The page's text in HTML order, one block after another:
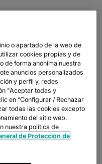
y moviendo
de altura, visibles desde
de la casa. Explosión
espacio para carreteras
de los proyectos a
es necesario llevar a
y logística en
medidas van más allá
La digitalización tampoco
o apartado de la web de
cookies propias y de
de forma anónima nuestra
anuncios personalizados
y perfil y, redes
"Aceptar todas y
en “Configurar / Rechazar
todas las cookies excepto
del sitio web.
nuestra política de
de Protección de